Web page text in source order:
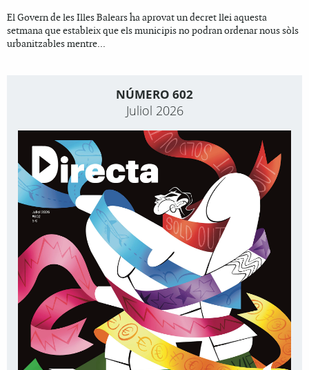
El Govern de les Illes Balears ha aprovat un decret llei aquesta
setmana que estableix que els municipis no podran ordenar nous sòls
urbanitzables mentre...
NÚMERO 602
Juliol 2026